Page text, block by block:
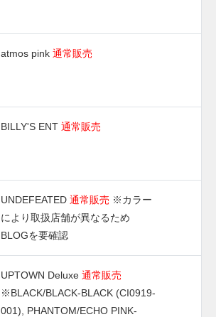
atmos pink 通常販売
BILLY'S ENT 通常販売
UNDEFEATED 通常販売 ※カラー
により取扱店舗が異なるため
BLOGを要確認
UPTOWN Deluxe 通常販売
※BLACK/BLACK-BLACK (CI0919-
001), PHANTOM/ECHO PINK-